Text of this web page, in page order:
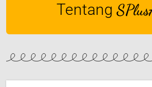
Tentang